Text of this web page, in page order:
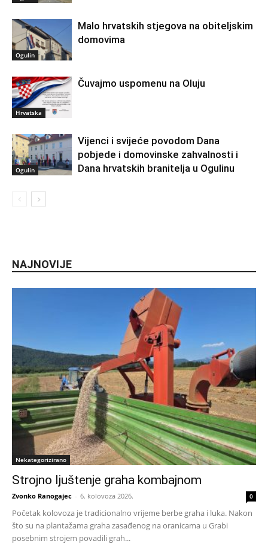
Ogulin
Malo hrvatskih stjegova na obiteljskim
domovima
Hrvatska
Čuvajmo uspomenu na Oluju
Ogulin
Vijenci i svijeće povodom Dana
pobjede i domovinske zahvalnosti i
Dana hrvatskih branitelja u Ogulinu
NAJNOVIJE
Nekategorizirano
Strojno ljuštenje graha kombajnom
Zvonko Ranogajec - 6. kolovoza 2026. 0
Početak kolovoza je tradicionalno vrijeme berbe graha i luka. Nakon
što su na plantažama graha zasađenog na oranicama u Grabi
posebnim strojem povadili grah...